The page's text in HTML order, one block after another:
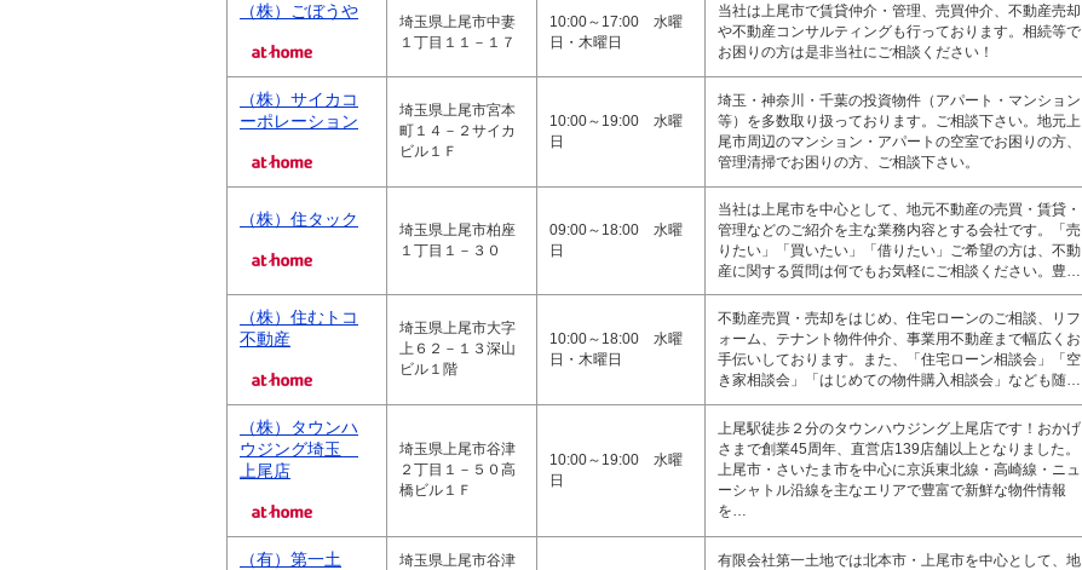
（株）ごぼうや
埼玉県上尾市中妻
１丁目１１－１７
10:00～17:00 水曜
日・木曜日
当社は上尾市で賃貸仲介・管理、売買仲介、不動産売却
や不動産コンサルティングも行っております。相続等で
お困りの方は是非当社にご相談ください！
（株）サイカコ
ーポレーション
埼玉県上尾市宮本
町１４－２サイカ
ビル１Ｆ
10:00～19:00 水曜
日
埼玉・神奈川・千葉の投資物件（アパート・マンション
等）を多数取り扱っております。ご相談下さい。地元上
尾市周辺のマンション・アパートの空室でお困りの方、
管理清掃でお困りの方、ご相談下さい。
（株）住タック
埼玉県上尾市柏座
１丁目１－３０
09:00～18:00 水曜
日
当社は上尾市を中心として、地元不動産の売買・賃貸・
管理などのご紹介を主な業務内容とする会社です。「売
りたい」「買いたい」「借りたい」ご希望の方は、不動
産に関する質問は何でもお気軽にご相談ください。豊…
（株）住むトコ
不動産
埼玉県上尾市大字
上６２－１３深山
ビル１階
10:00～18:00 水曜
日・木曜日
不動産売買・売却をはじめ、住宅ローンのご相談、リフ
ォーム、テナント物件仲介、事業用不動産まで幅広くお
手伝いしております。また、「住宅ローン相談会」「空
き家相談会」「はじめての物件購入相談会」なども随…
（株）タウンハ
ウジング埼玉
上尾店
埼玉県上尾市谷津
２丁目１－５０高
橋ビル１Ｆ
10:00～19:00 水曜
日
上尾駅徒歩２分のタウンハウジング上尾店です！おかげ
さまで創業45周年、直営店139店舗以上となりました。
上尾市・さいたま市を中心に京浜東北線・高崎線・ニュ
ーシャトル沿線を主なエリアで豊富で新鮮な物件情報
を…
（有）第一土
埼玉県上尾市谷津
有限会社第一土地では北本市・上尾市を中心として、地